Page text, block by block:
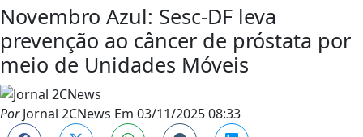
Novembro Azul: Sesc-DF leva
prevenção ao câncer de próstata por
meio de Unidades Móveis
PorJornal 2CNews Em 03/11/2025 08:33